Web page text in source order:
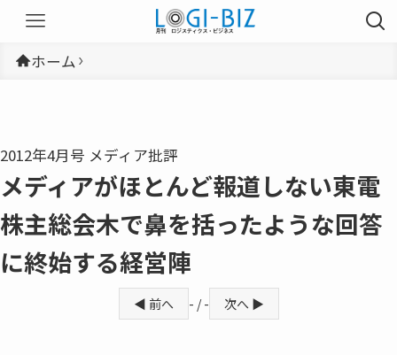
ホーム
2012年4月号 メディア批評
メディアがほとんど報道しない東電
株主総会木で鼻を括ったような回答
に終始する経営陣
◀ 前へ - / - 次へ ▶